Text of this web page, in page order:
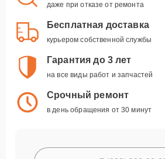
даже при отказе от ремонта
Бесплатная доставка
курьером собственной службы
Гарантия до 3 лет
на все виды работ и запчастей
Срочный ремонт
в день обращения от 30 минут